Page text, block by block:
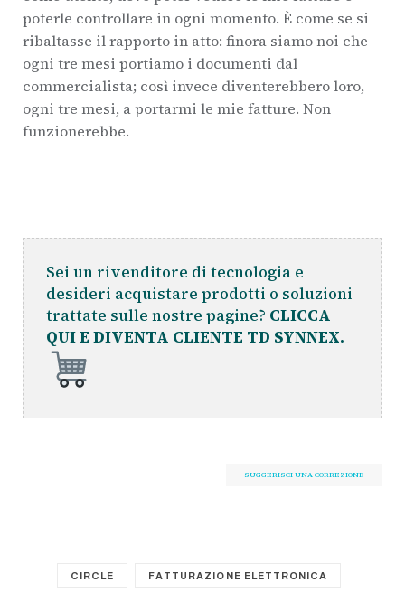
poterle controllare in ogni momento. È come se si
ribaltasse il rapporto in atto: finora siamo noi che
ogni tre mesi portiamo i documenti dal
commercialista; così invece diventerebbero loro,
ogni tre mesi, a portarmi le mie fatture. Non
funzionerebbe.
Sei un rivenditore di tecnologia e
desideri acquistare prodotti o soluzioni
trattate sulle nostre pagine? CLICCA
QUI E DIVENTA CLIENTE TD SYNNEX.
SUGGERISCI UNA CORREZIONE
CIRCLE FATTURAZIONE ELETTRONICA